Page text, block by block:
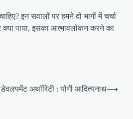
इन सवालों पर हमने दो भागों में चर्चा
पाया, इसका आत्मावलोकन करने का
डेवलपमेंट अथॉरिटी : योगी आदित्यनाथ⟶